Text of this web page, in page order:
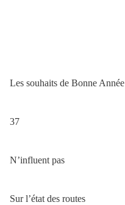
Les souhaits de Bonne Année
37
N’influent pas
Sur l’état des routes